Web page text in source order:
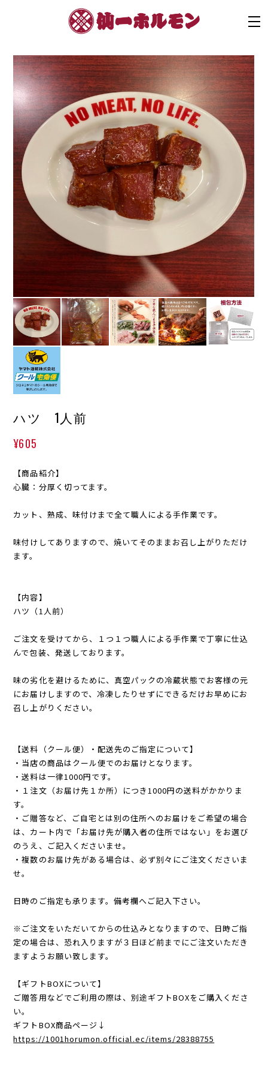
ハツ 1人前
¥605
【商品紹介】
心臓：分厚く切ってます。
カット、熟成、味付けまで全て職人による手作業です。
味付けしてありますので、焼いてそのままお召し上がりただけ
ます。
【内容】
ハツ（1人前）
ご注文を受けてから、１つ１つ職人による手作業で丁寧に仕込
んで包装、発送しております。
味の劣化を避けるために、真空パックの冷蔵状態でお客様の元
にお届けしますので、冷凍したりせずにできるだけお早めにお
召し上がりください。
【送料（クール便）・配送先のご指定について】
・当店の商品はクール便でのお届けとなります。
・送料は一律1000円です。
・１注文（お届け先１か所）につき1000円の送料がかかりま
す。
・ご贈答など、ご自宅とは別の住所へのお届けをご希望の場合
は、カート内で「お届け先が購入者の住所ではない」をお選び
のうえ、ご記入くださいませ。
・複数のお届け先がある場合は、必ず別々にご注文くださいま
せ。
日時のご指定も承ります。備考欄へご記入下さい。
※ご注文をいただいてからの仕込みとなりますので、日時ご指
定の場合は、恐れ入りますが３日ほど前までにご注文いただき
ますようお願い致します。
【ギフトBOXについて】
ご贈答用などでご利用の際は、別途ギフトBOXをご購入くださ
い。
ギフトBOX商品ページ↓
https://1001horumon.official.ec/items/28388755